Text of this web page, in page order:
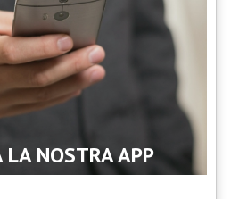
LA NOSTRA APP